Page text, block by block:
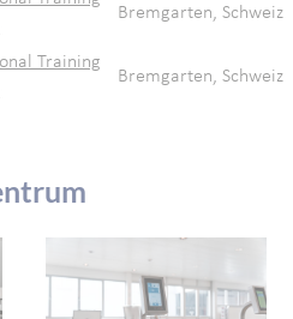
Bremgarten, Schweiz
Training
Bremgarten, Schweiz